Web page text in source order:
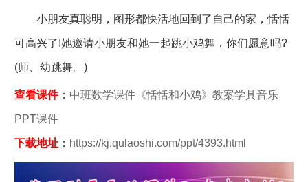
小朋友真聪明，图形都快活地回到了自己的家，恬恬
可高兴了!她邀请小朋友和她一起跳小鸡舞，你们愿意吗?
(师、幼跳舞。)
查看课件： 中班数学课件《恬恬和小鸡》教案学具音乐
PPT课件
下载地址： https://kj.qulaoshi.com/ppt/4393.html